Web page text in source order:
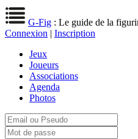
G-Fig : Le guide de la
Connexion | Inscription
Jeux
Joueurs
Associations
Agenda
Photos